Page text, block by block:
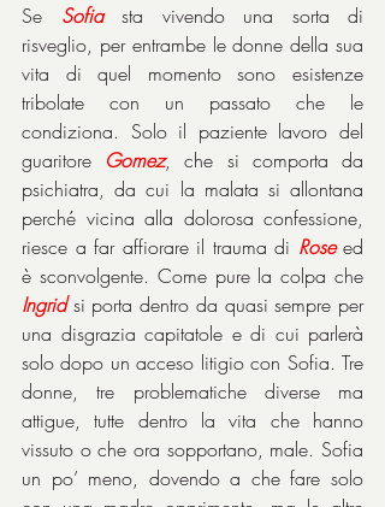
Se Sofia sta vivendo una sorta di
risveglio, per entrambe le donne della sua
vita di quel momento sono esistenze
tribolate con un passato che le
condiziona. Solo il paziente lavoro del
guaritore Gomez, che si comporta da
psichiatra, da cui la malata si allontana
perché vicina alla dolorosa confessione,
riesce a far affiorare il trauma di Rose ed
Ingrid si porta dentro da quasi sempre per
una disgrazia capitatole e di cui parlerà
solo dopo un acceso litigio con Sofia. Tre
donne, tre problematiche diverse ma
attigue, tutte dentro la vita che hanno
vissuto o che ora sopportano, male. Sofia
un po’ meno, dovendo a che fare solo